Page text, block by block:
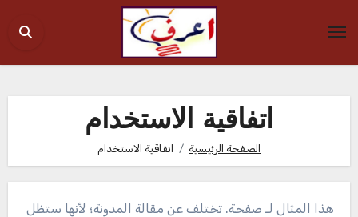
اتفاقية الاستخدام
الصفحة الرئيسية اتفاقية الاستخدام
هذا المثال لـ صفحة. تختلف عن مقالة المدونة؛ لأنها ستظل